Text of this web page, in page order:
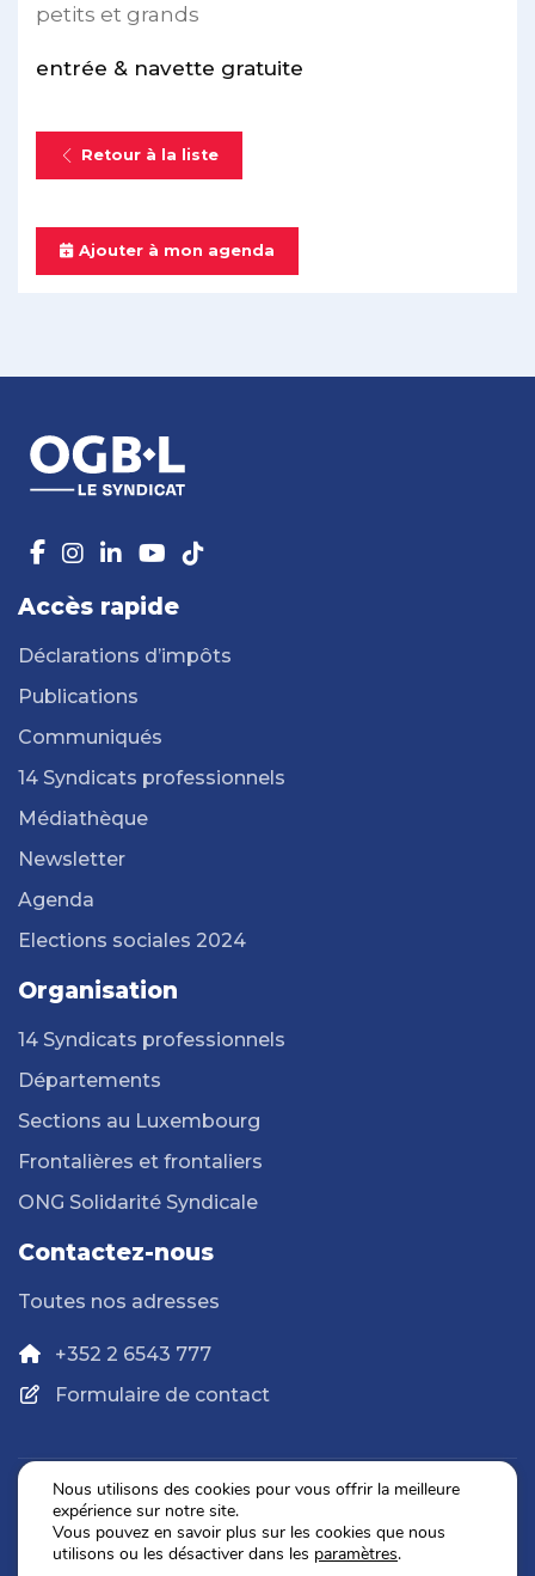
petits et grands
entrée & navette gratuite
Retour à la liste
Ajouter à mon agenda
Accès rapide
Déclarations d’impôts
Publications
Communiqués
14 Syndicats professionnels
Médiathèque
Newsletter
Agenda
Elections sociales 2024
Organisation
14 Syndicats professionnels
Départements
Sections au Luxembourg
Frontalières et frontaliers
ONG Solidarité Syndicale
Contactez-nous
Toutes nos adresses
+352 2 6543 777
Formulaire de contact
Politique de confidentialité
Mentions légales
Nous utilisons des cookies pour vous offrir la meilleure
expérience sur notre site.
Vous pouvez en savoir plus sur les cookies que nous
utilisons ou les désactiver dans les paramètres.